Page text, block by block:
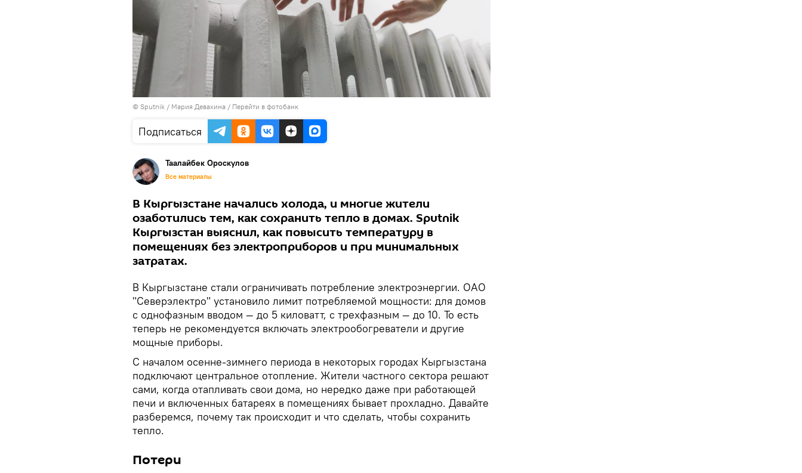
© Sputnik / Мария Девахина / Перейти в фотобанк
Подписаться
Таалайбек Ороскулов
Все материалы
В Кыргызстане начались холода, и многие жители
озаботились тем, как сохранить тепло в домах. Sputnik
Кыргызстан выяснил, как повысить температуру в
помещениях без электроприборов и при минимальных
затратах.
В Кыргызстане стали ограничивать потребление электроэнергии. ОАО
"Северэлектро" установило лимит потребляемой мощности: для домов
с однофазным вводом — до 5 киловатт, с трехфазным — до 10. То есть
теперь не рекомендуется включать электрообогреватели и другие
мощные приборы.
С началом осенне-зимнего периода в некоторых городах Кыргызстана
подключают центральное отопление. Жители частного сектора решают
сами, когда отапливать свои дома, но нередко даже при работающей
печи и включенных батареях в помещениях бывает прохладно. Давайте
разберемся, почему так происходит и что сделать, чтобы сохранить
тепло.
Потери